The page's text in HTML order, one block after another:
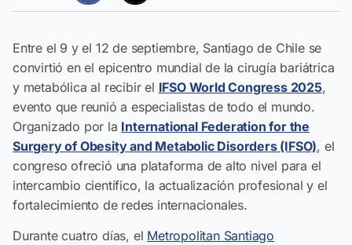
Entre el 9 y el 12 de septiembre, Santiago de Chile se
convirtió en el epicentro mundial de la cirugía bariátrica
y metabólica al recibir el IFSO World Congress 2025,
evento que reunió a especialistas de todo el mundo.
Organizado por la International Federation for the
Surgery of Obesity and Metabolic Disorders (IFSO), el
congreso ofreció una plataforma de alto nivel para el
intercambio científico, la actualización profesional y el
fortalecimiento de redes internacionales.
Durante cuatro días, el Metropolitan Santiago